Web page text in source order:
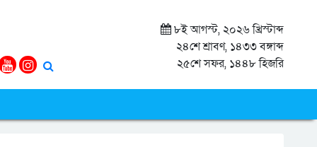
৮ই আগস্ট, ২০২৬ খ্রিস্টাব্দ
২৪শে শ্রাবণ, ১৪৩৩ বঙ্গাব্দ
২৫শে সফর, ১৪৪৮ হিজরি